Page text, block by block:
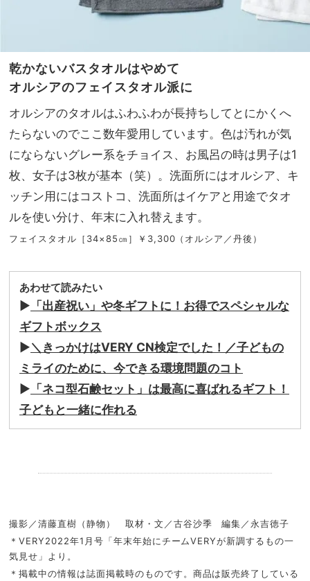
乾かないバスタオルはやめて
オルシアのフェイスタオル派に
オルシアのタオルはふわふわが長持ちしてとにかくへ
たらないのでここ数年愛用しています。色は汚れが気
にならないグレー系をチョイス、お風呂の時は男子は1
枚、女子は3枚が基本（笑）。洗面所にはオルシア、キ
ッチン用にはコストコ、洗面所はイケアと用途でタオ
ルを使い分け、年末に入れ替えます。
フェイスタオル［34×85㎝］￥3,300（オルシア／丹後）
あわせて読みたい
▶︎ 「出産祝い」や冬ギフトに！お得でスペシャルな
ギフトボックス
▶︎＼きっかけはVERY CN検定でした！／子どもの
ミライのために、今できる環境問題のコト
▶︎ 「ネコ型石鹸セット」は最高に喜ばれるギフト！
子どもと一緒に作れる
撮影／清藤直樹（静物） 取材・文／古谷沙季 編集／永吉徳子
＊VERY2022年1月号「年末年始にチームVERYが新調するもの一
気見せ」より。
＊掲載中の情報は誌面掲載時のものです。商品は販売終了している